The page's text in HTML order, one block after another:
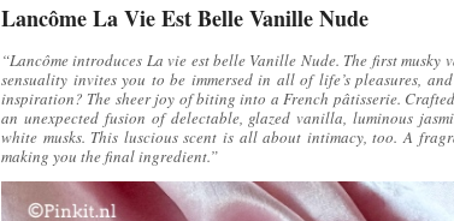
Lancôme La Vie Est Belle Vanille Nude
“Lancôme introduces La vie est belle Vanille Nude. The first
sensuality invites you to be immersed in all of life’s pleasures,
inspiration? The sheer joy of biting into a French pâtisserie.
an unexpected fusion of delectable, glazed vanilla, luminous
white musks. This luscious scent is all about intimacy, too. A
making you the final ingredient.”